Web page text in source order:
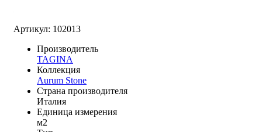
Артикул: 102013
Производитель
TAGINA
Коллекция
Aurum Stone
Страна производителя
Италия
Единица измерения
м2